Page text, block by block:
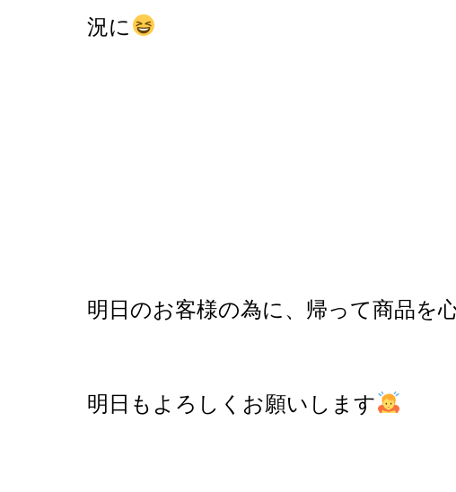
況に
明日のお客様の為に、帰って商品を
明日もよろしくお願いします